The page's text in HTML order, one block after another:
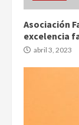
Asociación
excelencia
abril 3, 2023